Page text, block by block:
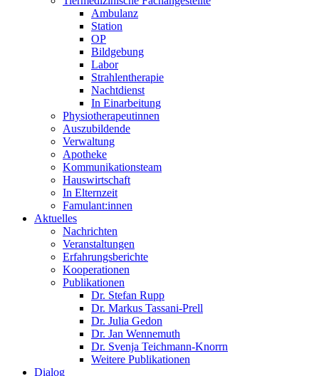
Ambulanz
Station
OP
Bildgebung
Labor
Strahlentherapie
Nachtdienst
In Einarbeitung
Physiotherapeutinnen
Auszubildende
Verwaltung
Apotheke
Kommunikationsteam
Hauswirtschaft
In Elternzeit
Famulant:innen
Aktuelles
Nachrichten
Veranstaltungen
Erfahrungsberichte
Kooperationen
Publikationen
Dr. Stefan Rupp
Dr. Markus Tassani-Prell
Dr. Julia Gedon
Dr. Jan Wennemuth
Dr. Svenja Teichmann-Knorrn
Weitere Publikationen
Dialog